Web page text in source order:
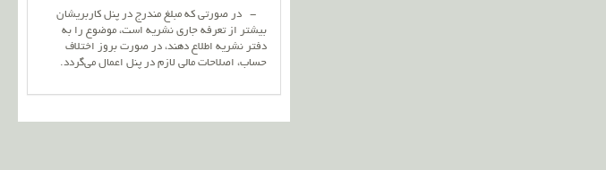
- در صورتی که مبلغ مندرج در پنل کاربریشان
بیشتر از تعرفه جاری نشریه است، موضوع را به
دفتر نشریه اطلاع دهند، در صورت بروز اختلاف
حساب، اصلاحات مالی لازم در پنل اعمال می‌گردد.